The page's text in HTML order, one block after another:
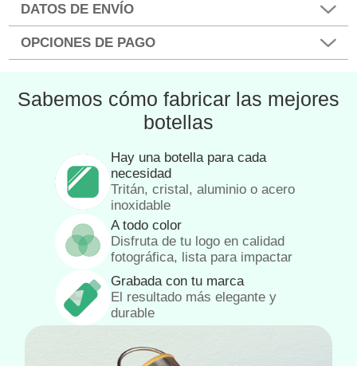
DATOS DE ENVÍO
OPCIONES DE PAGO
Sabemos cómo fabricar las mejores
botellas
Hay una botella para cada
necesidad
Tritán, cristal, aluminio o acero
inoxidable
A todo color
Disfruta de tu logo en calidad
fotográfica, lista para impactar
Grabada con tu marca
El resultado más elegante y
durable